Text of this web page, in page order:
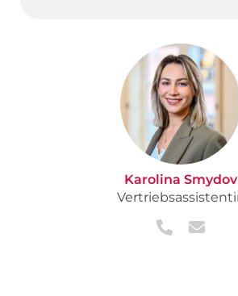
Karolina Smydov